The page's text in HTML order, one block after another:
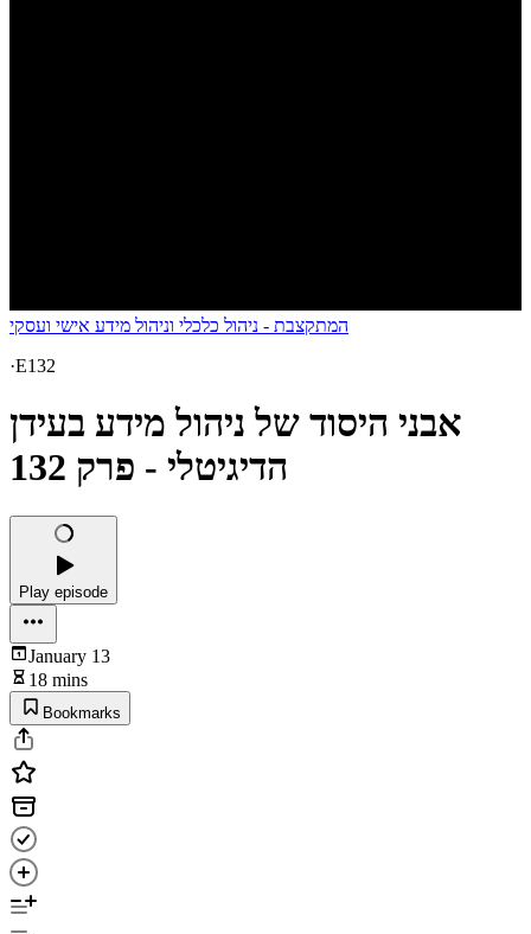
המתקצבת - ניהול כלכלי וניהול מידע אישי ועסקי
·E132
אבני היסוד של ניהול מידע בעידן
הדיגיטלי - פרק 132
Play episode
January 13
18 mins
Bookmarks